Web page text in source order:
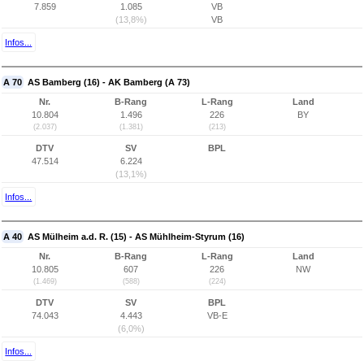
7.859
1.085
(13,8%)
VB
VB
Infos...
A 70 AS Bamberg (16) - AK Bamberg (A 73)
Nr.
10.804
(2.037)
B-Rang
1.496
(1.381)
L-Rang
226
(213)
Land
BY
DTV
47.514
SV
6.224
(13,1%)
BPL
Infos...
A 40 AS Mülheim a.d. R. (15) - AS Mühlheim-Styrum (16)
Nr.
10.805
(1.469)
B-Rang
607
(588)
L-Rang
226
(224)
Land
NW
DTV
74.043
SV
4.443
(6,0%)
BPL
VB-E
Infos...